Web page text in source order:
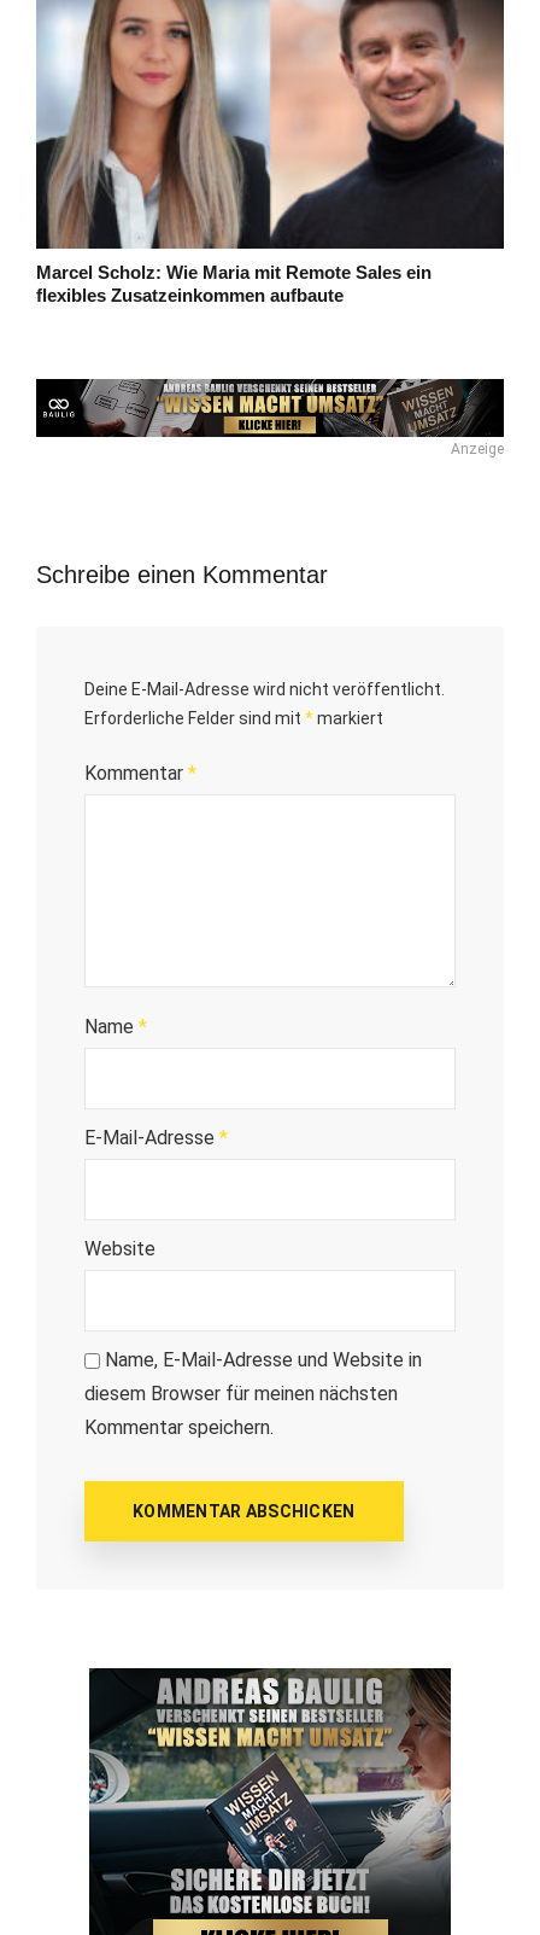
Marcel Scholz: Wie Maria mit Remote Sales ein
flexibles Zusatzeinkommen aufbaute
Anzeige
Schreibe einen Kommentar
Deine E-Mail-Adresse wird nicht veröffentlicht.
Erforderliche Felder sind mit *markiert
Kommentar *
Name *
E-Mail-Adresse *
Website
Name, E-Mail-Adresse und Website in
diesem Browser für meinen nächsten
Kommentar speichern.